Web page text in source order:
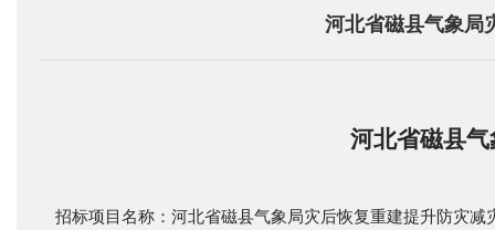
河北省磁县气象局
河北省磁县
招标项目名称： 河北省磁县气象局灾后恢复重建提升防灾减